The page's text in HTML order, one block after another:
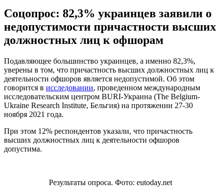
Соцопрос: 82,3% украинцев заявили о
недопустимости причастности высших
должностных лиц к офшорам
Подавляющее большинство украинцев, а именно 82,3%,
уверены в том, что причастность высших должностных лиц к
деятельности офшоров является недопустимой. Об этом
говорится в исследовании, проведенном международным
исследовательским центром BURI-Украина (The Belgium-
Ukraine Research Institute, Бельгия) на протяжении 27-30
ноября 2021 года.
При этом 12% респондентов указали, что причастность
высших должностных лиц к деятельности офшоров
допустима.
Результаты опроса. Фото: eutoday.net